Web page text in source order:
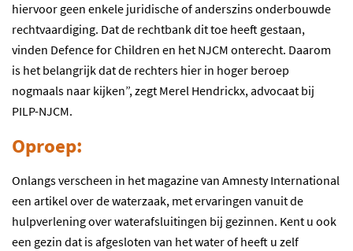
hiervoor geen enkele juridische of anderszins onderbouwde
rechtvaardiging. Dat de rechtbank dit toe heeft gestaan,
vinden Defence for Children en het NJCM onterecht. Daarom
is het belangrijk dat de rechters hier in hoger beroep
nogmaals naar kijken”, zegt Merel Hendrickx, advocaat bij
PILP-NJCM.
Oproep:
Onlangs verscheen in het magazine van Amnesty International
een artikel over de waterzaak, met ervaringen vanuit de
hulpverlening over waterafsluitingen bij gezinnen. Kent u ook
een gezin dat is afgesloten van het water of heeft u zelf